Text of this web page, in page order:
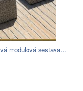
modulová sestava…